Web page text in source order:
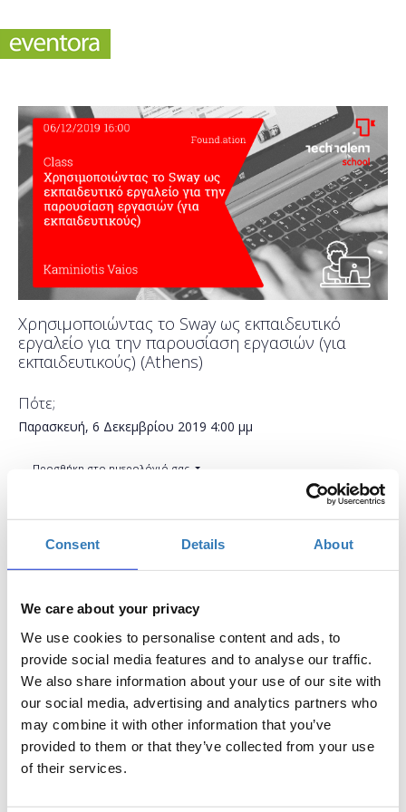
Consent Details About
We care about your privacy
We use cookies to personalise content and ads, to
provide social media features and to analyse our traffic.
We also share information about your use of our site with
our social media, advertising and analytics partners who
may combine it with other information that you’ve
provided to them or that they’ve collected from your use
of their services.
Χρησιμοποιώντας το Sway ως εκπαιδευτικό
εργαλείο για την παρουσίαση εργασιών (για
εκπαιδευτικούς) (Athens)
Πότε;
Παρασκευή, 6 Δεκεμβρίου 2019 4:00 μμ
Προσθήκη στο ημερολόγιό σας
Συμμετοχή Η περίοδος εγγραφών έχει λήξει.
Το σεμινάριο απευθύνεται σε εκπαιδευτικούς της
πρωτοβάθμιας και δευτεροβάθμιας εκπαίδευσης οι
οποίοι επιθυμούν να ανακαλύψουν τον κόσμο του